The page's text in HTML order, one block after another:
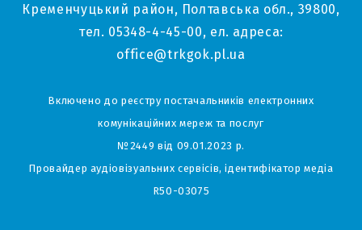
Кременчуцький район, Полтавська обл., 39800,
тел. 05348-4-45-00, ел. адреса:
office@trkgok.pl.ua
Включено до реєстру постачальників електронних
комунікаційних мереж та послуг
№2449 від 09.01.2023 р.
Провайдер аудіовізуальних сервісів, ідентифікатор медіа
R50-03075